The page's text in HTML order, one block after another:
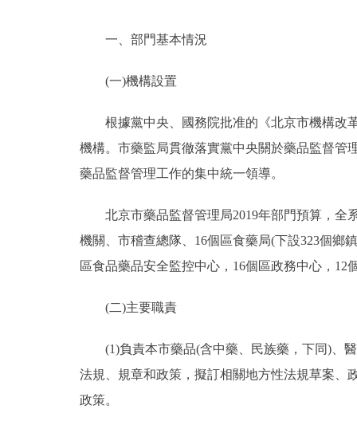
一、部門基本情況
(一)機構設置
根據黨中央、國務院批准的《北京市機構改革
機構。市藥監局貫徹落實黨中央關於藥品監督管
藥品監督管理工作的集中統一領導。
北京市藥品監督管理局2019年部門預算，全系
機關、市稽查總隊、16個區食藥局(下設323個鄉
區食品藥品安全監控中心，16個區政務中心，12
(二)主要職責
(1)負責本市藥品(含中藥、民族藥，下同)、醫
法規、規章和政策，擬訂相關地方性法規草案、
政策。